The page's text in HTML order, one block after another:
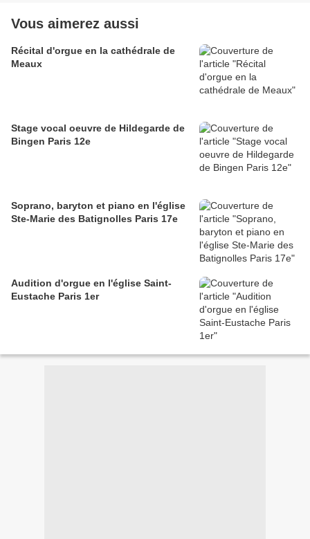
Vous aimerez aussi
Récital d'orgue en la cathédrale de
Meaux
Stage vocal oeuvre de Hildegarde de
Bingen Paris 12e
Soprano, baryton et piano en l'église
Ste-Marie des Batignolles Paris 17e
Audition d'orgue en l'église Saint-
Eustache Paris 1er